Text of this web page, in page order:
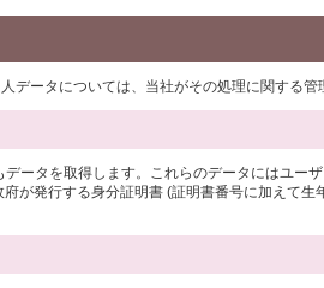
ータについては、当社がその処理に関する管
ータを取得します。これらのデータにはユー
が発行する身分証明書 (証明書番号に加えて